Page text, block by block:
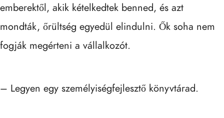
emberektől, akik kételkedtek benned, és azt
mondták, őrültség egyedül elindulni. Ők soha nem
fogják megérteni a vállalkozót.
– Legyen egy személyiségfejlesztő könyvtárad.